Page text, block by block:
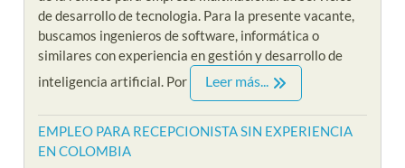
de desarrollo de tecnologia. Para la presente vacante,
buscamos ingenieros de software, informática o
similares con experiencia en gestión y desarrollo de
inteligencia artificial. Por
Leer más...
EMPLEO PARA RECEPCIONISTA SIN EXPERIENCIA
EN COLOMBIA